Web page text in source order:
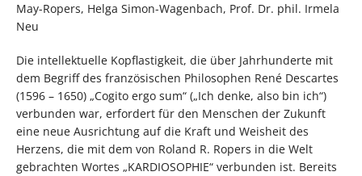
May-Ropers, Helga Simon-Wagenbach, Prof. Dr. phil. Irmela
Neu
Die intellektuelle Kopflastigkeit, die über Jahrhunderte mit
dem Begriff des französischen Philosophen René Descartes
(1596 – 1650) „Cogito ergo sum“ („Ich denke, also bin ich“)
verbunden war, erfordert für den Menschen der Zukunft
eine neue Ausrichtung auf die Kraft und Weisheit des
Herzens, die mit dem von Roland R. Ropers in die Welt
gebrachten Wortes „KARDIOSOPHIE“ verbunden ist. Bereits